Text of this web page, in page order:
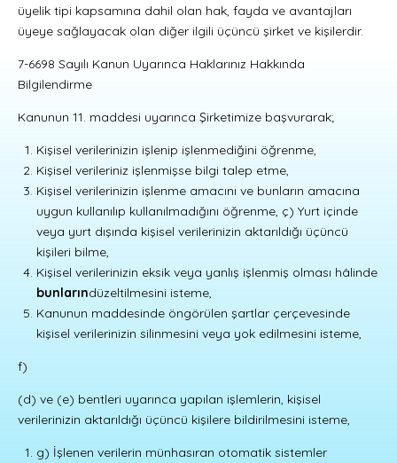
üyelik tipi kapsamına dahil olan hak, fayda ve avantajları
üyeye sağlayacak olan diğer ilgili üçüncü şirket ve kişilerdir.
7-6698 Sayılı Kanun Uyarınca Haklarınız Hakkında
Bilgilendirme
Kanunun 11. maddesi uyarınca Şirketimize başvurarak;
Kişisel verilerinizin işlenip işlenmediğini öğrenme,
Kişisel verileriniz işlenmişse bilgi talep etme,
Kişisel verilerinizin işlenme amacını ve bunların amacına
uygun kullanılıp kullanılmadığını öğrenme, ç) Yurt içinde
veya yurt dışında kişisel verilerinizin aktarıldığı üçüncü
kişileri bilme,
Kişisel verilerinizin eksik veya yanlış işlenmiş olması hâlinde
bunlarındüzeltilmesini isteme,
Kanunun maddesinde öngörülen şartlar çerçevesinde
kişisel verilerinizin silinmesini veya yok edilmesini isteme,
f)
(d) ve (e) bentleri uyarınca yapılan işlemlerin, kişisel
verilerinizin aktarıldığı üçüncü kişilere bildirilmesini isteme,
g) İşlenen verilerin münhasıran otomatik sistemler